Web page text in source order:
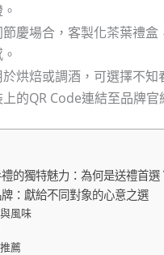
慶場合，客製化茶葉禮
烘焙或調酒，可選擇不
的QR Code連結至品牌
的獨特魅力：為何是送禮首選
：獻給不同對象的心意之選
風味
薦